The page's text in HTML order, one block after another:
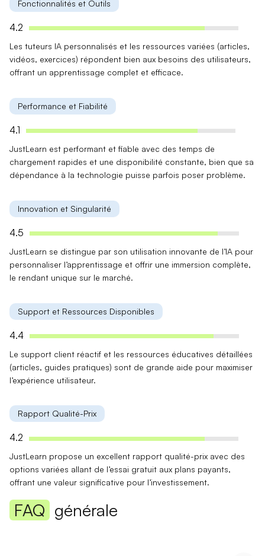
Fonctionnalités et Outils
4.2
Lestuteurs IA personnalisés et les ressources variées (articles,
vidéos, exercices) répondent bien aux besoins des utilisateurs,
offrant un apprentissage complet et efficace.
Performance et Fiabilité
4.1
JustLearn est performant et fiable avec des temps de
chargement rapides et une disponibilité constante, bien que sa
dépendance à la technologie puisse parfois poser problème.
Innovation et Singularité
4.5
JustLearn se distingue par son utilisation innovante de l’IA pour
personnaliser l’apprentissage et offrir une immersion complète,
le rendant unique sur le marché.
Support et Ressources Disponibles
4.4
Le support client réactif et les ressources éducatives détaillées
(articles, guides pratiques) sont de grande aide pour maximiser
l’expérience utilisateur.
Rapport Qualité-Prix
4.2
JustLearn propose un excellent rapport qualité-prix avec des
options variées allant de l’essai gratuit aux plans payants,
offrant une valeur significative pour l’investissement.
FAQ générale